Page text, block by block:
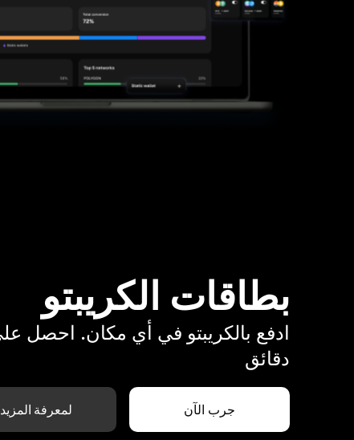
بطاقات الكريبتو
دقائق
جرب الآن لمعرفة المزيد